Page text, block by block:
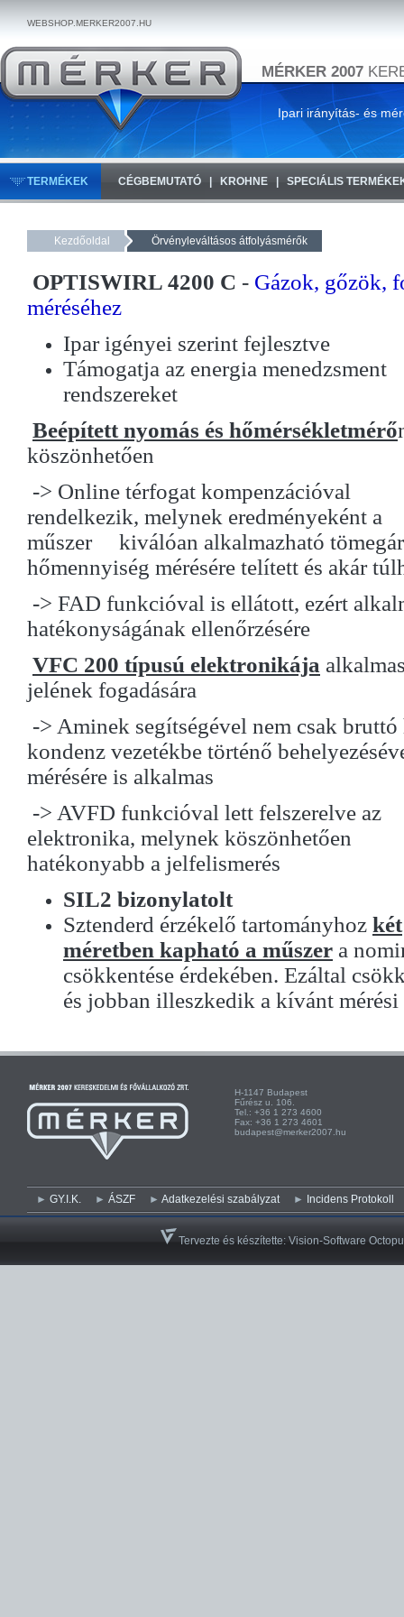
WEBSHOP.MERKER2007.HU
MÉRKER 2007
Ipari irányítás- és
TERMÉKEK CÉGBEMUTATÓ KROHNE SPECIÁLIS
Kezdőoldal Örvényleváltásos átfolyásmérők
OPTISWIRL 4200 C - Gázok, gőzök,
méréséhez
Ipar igényei szerint fejlesztve
Támogatja az energia menedzsment
rendszereket
Beépített nyomás és hőmérsékletmérő
köszönhetően
-> Online térfogat kompenzációval
rendelkezik, melynek eredményeként a
műszer kiválóan alkalmazható
hőmennyiség mérésére telített és akár
-> FAD funkcióval is ellátott, ezért
hatékonyságának ellenőrzésére
VFC 200 típusú elektronikája
jelének fogadására
-> Aminek segítségével nem csak
kondenz vezetékbe történő
mérésére is alkalmas
-> AVFD funkcióval lett felszerelve az
elektronika, melynek köszönhetően
hatékonyabb a jelfelismerés
SIL2 bizonylatolt
Sztenderd érzékelő tartományhoz két
méretben kapható a műszer a
csökkentése érdekében. Ezáltal
és jobban illeszkedik a kívánt
H-1147 Budapest H-
Fűrész u. 106.
Tel.: +36 1 273 4600
Fax: +36 1 273 4601
budapest@merker2007.hu
GY.I.K. ÁSZF Adatkezelési szabályzat Incidens Protokoll
Tervezte és készítette:Vision-Software